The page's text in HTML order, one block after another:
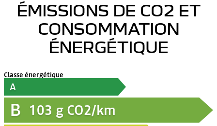
ÉMISSIONS DE CO2 ET
CONSOMMATION
ÉNERGÉTIQUE
Classe énergétique
A
B 103 g CO2/km